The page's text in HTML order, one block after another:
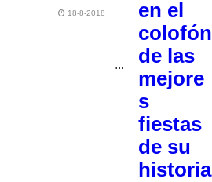
18-8-2018
...
en el
colofón
de las
mejore
s
fiestas
de su
historia